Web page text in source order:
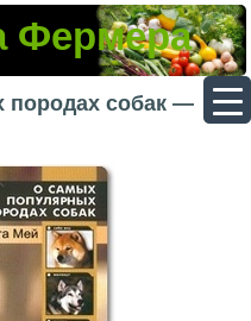
Фермера
породах собак —